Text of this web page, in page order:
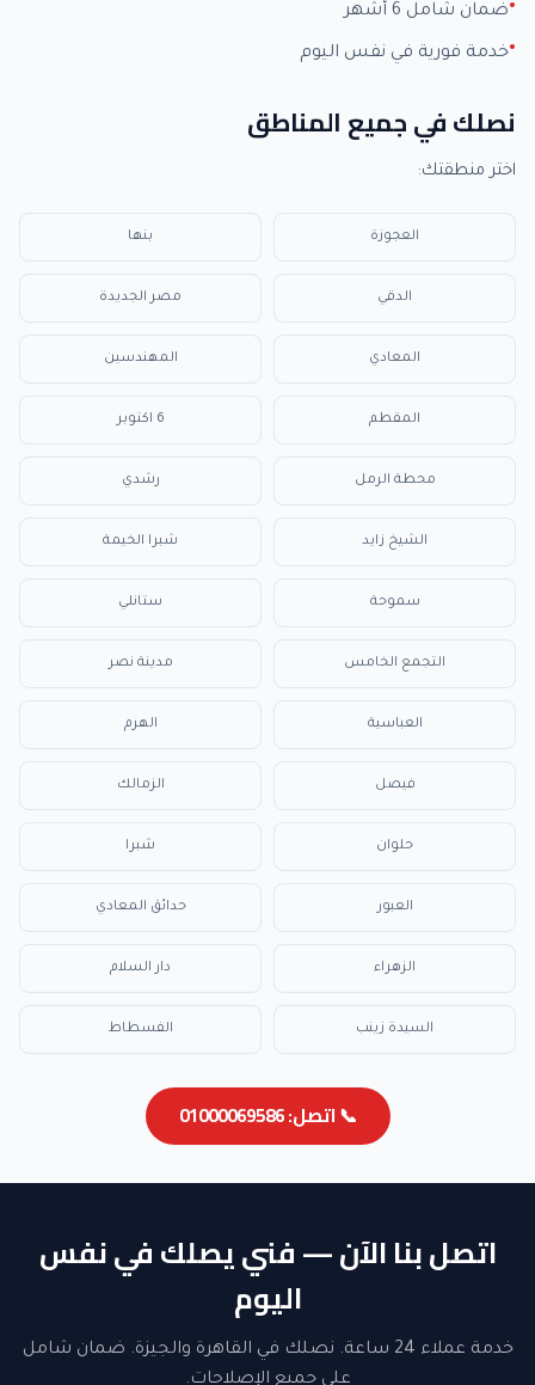
ضمان شامل 6 أشهر
خدمة فورية في نفس اليوم
نصلك في جميع المناطق
اختر منطقتك:
العجوزة بنها
الدقي مصر الجديدة
المعادي المهندسين
المقطم 6 اكتوبر
محطة الرمل رشدي
الشيخ زايد شبرا الخيمة
سموحة ستانلي
التجمع الخامس مدينة نصر
العباسية الهرم
فيصل الزمالك
حلوان شبرا
العبور حدائق المعادي
الزهراء دار السلام
السيدة زينب الفسطاط
📞 اتصل: 01000069586
اتصل بنا الآن — فني يصلك في نفس
اليوم
خدمة عملاء 24 ساعة. نصلك في القاهرة والجيزة. ضمان شامل
على جميع الإصلاحات.